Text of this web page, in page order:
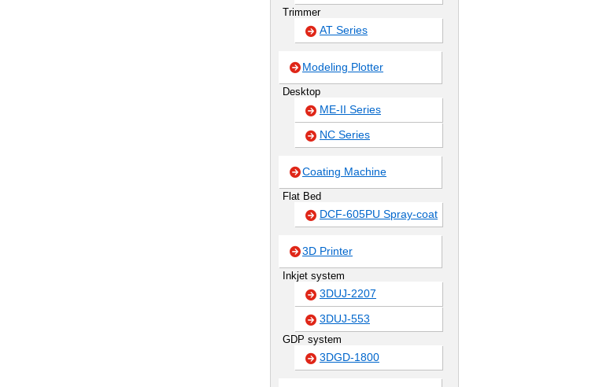
Trimmer
AT Series
Modeling Plotter
Desktop
ME-II Series
NC Series
Coating Machine
Flat Bed
DCF-605PU Spray-coat
3D Printer
Inkjet system
3DUJ-2207
3DUJ-553
GDP system
3DGD-1800